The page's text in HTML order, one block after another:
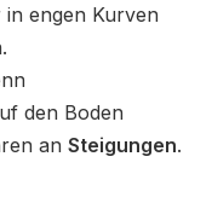
in engen Kurven
den Boden
an Steigungen.